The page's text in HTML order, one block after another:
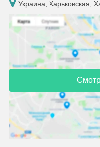
Украина, Харьковская,